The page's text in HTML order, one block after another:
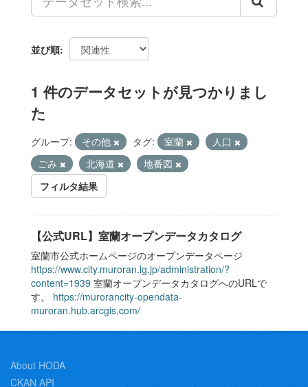
並び順
1 件のデータセットが見つかりまし
た
グループ: その他 タグ: 室蘭
人口
ごみ
北海道
地番図
フィルタ結果
【公式URL】室蘭オープンデータカタログ
室蘭市公式ホームページのオープンデータページ
https://www.city.muroran.lg.jp/administration/?
content=1939 室蘭オープンデータカタログへのURLで
す。 https://murorancity-opendata-
muroran.hub.arcgis.com/
About HODA
CKAN API